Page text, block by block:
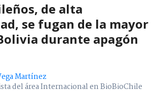
de alta
se fugan de la mayor
durante apagón
Martínez
del área Internacional en BioBioChile